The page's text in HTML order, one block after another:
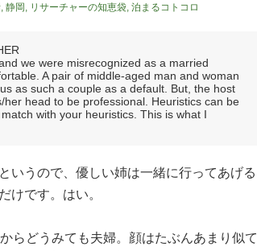
, 静岡 , リサーチャーの知恵袋, 泊まるコトコロ
we were misrecognized as a married
A pair of middle-aged man and woman
as such a couple as a default. But, the host
head to be professional. Heuristics can be
with your heuristics. This is what I
いうので、優しい姉は一緒に行ってあげる
けです。はい。
らどうみても夫婦。顔はたぶんあまり似て